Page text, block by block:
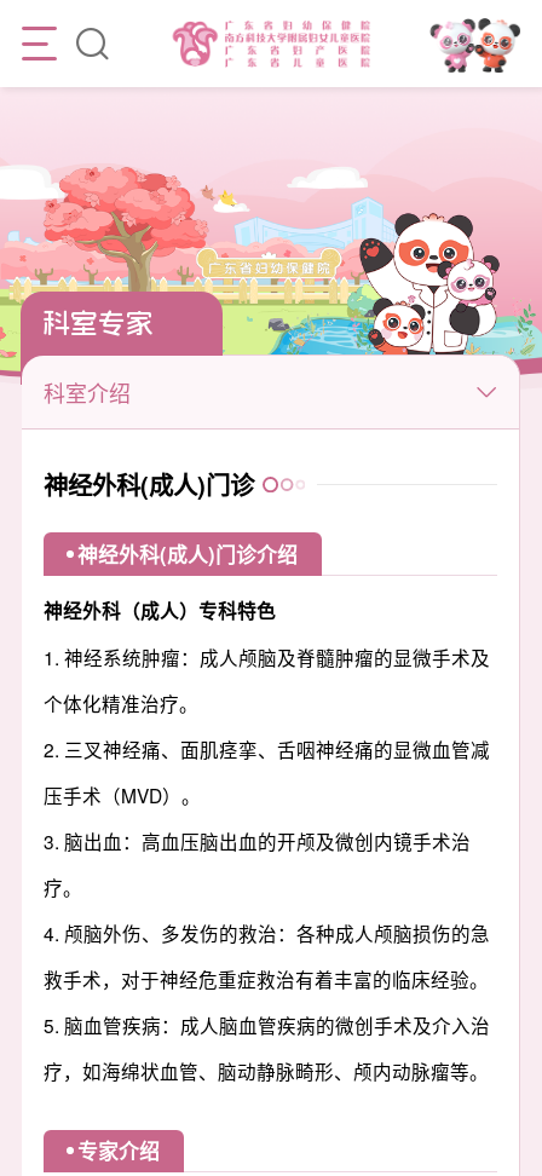
科室介绍
科室专家
神经外科(成人)门诊
神经外科(成人)门诊介绍
神经外科（成人）专科特色
1. 神经系统肿瘤：成人颅脑及脊髓肿瘤的显微手术及
个体化精准治疗。
2. 三叉神经痛、面肌痉挛、舌咽神经痛的显微血管减
压手术（MVD）。
3. 脑出血：高血压脑出血的开颅及微创内镜手术治
疗。
4. 颅脑外伤、多发伤的救治：各种成人颅脑损伤的急
救手术，对于神经危重症救治有着丰富的临床经验。
5. 脑血管疾病：成人脑血管疾病的微创手术及介入治
疗，如海绵状血管、脑动静脉畸形、颅内动脉瘤等。
专家介绍